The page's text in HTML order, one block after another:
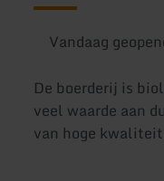
Vandaag
De boerderij is
veel waarde aan
van hoge